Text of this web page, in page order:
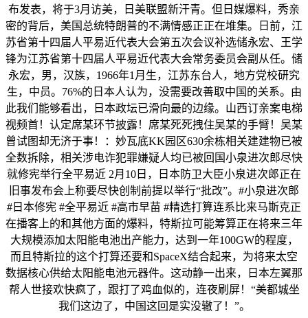
布发表，将于3月访美，日美联盟新汗青。但日媒爆料，秀亲
密的背后，美国总统特朗普的不满情感正正在堆集。日前，江
苏省第十四届人平易近代表大会第五次会议补选储永宏、王学
锋为江苏省第十四届人平易近代表大会常务委员会副从任。储
永宏，男，汉族，1966年1月生，江苏东台人，地方党校研究
生，中员。76%的日本人认为，没需要改善取中国的关系。由
此我们能够看出，日本政坛已滑向最的边缘。山西订亲案电梯
视频首！认定席某环节披露！席某死死拽住吴某的手臂！吴某
曾试图却无济于事！：妙瓦底KK园区630余栋相关建建物已被
全数拆除，相关涉电诈犯罪嫌疑人均已被回国小泉进次郎尽快
就修宪举行全平易近 2月10日，日本防卫大臣小泉进次郎正在
旧事发布会上称要尽快创制前提以举行“批改”。#小泉进次郎
#日本修宪 #全平易近 #高市早苗 #精选打算连系比来马斯克正
在播客上的和其他方面的爆料，特斯拉可能筹算正在将来三年
大规模添加太阳能电池出产能力，达到一年100GW的程度，
而且特斯拉的这个打算还要和SpaceX结合起来，为将来太空
数据核心供给太阳能电池元器件。这动静一出来，日本左翼那
帮人世接欢快疯了，跟打了鸡血似的，连夜刷屏！“美都城坐
我们这边了，中国这回是实没辙了！”。